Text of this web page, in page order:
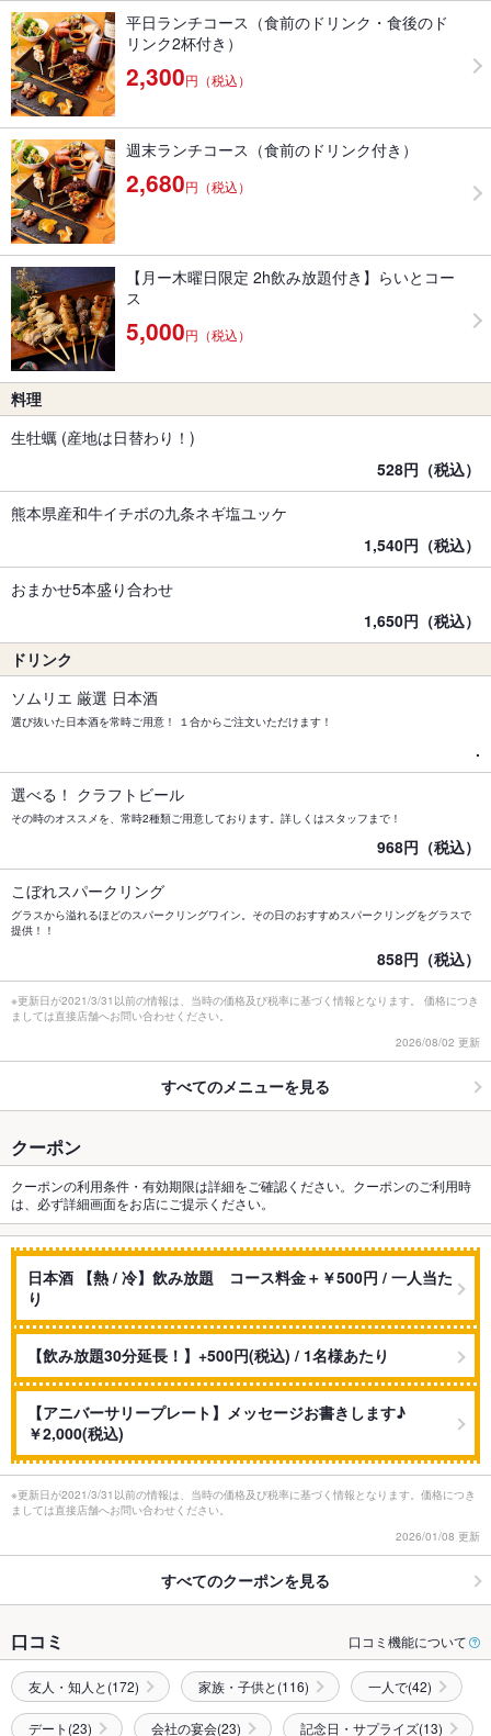
平日ランチコース（食前のドリンク・食後のド
リンク2杯付き）
2,300円（税込）
週末ランチコース（食前のドリンク付き）
2,680円（税込）
【月ー木曜日限定 2h飲み放題付き】らいとコー
ス
5,000円（税込）
料理
生牡蠣 (産地は日替わり！)
528円（税込）
熊本県産和牛イチボの九条ネギ塩ユッケ
1,540円（税込）
おまかせ5本盛り合わせ
1,650円（税込）
ドリンク
ソムリエ 厳選 日本酒
選び抜いた日本酒を常時ご用意！ １合からご注文いただけます！
.
選べる！ クラフトビール
その時のオススメを、常時2種類ご用意しております。詳しくはスタッフまで！
968円（税込）
こぼれスパークリング
グラスから溢れるほどのスパークリングワイン。その日のおすすめスパークリングをグラスで
提供！！
858円（税込）
※更新日が2021/3/31以前の情報は、当時の価格及び税率に基づく情報となります。 価格につき
ましては直接店舗へお問い合わせください。
2026/08/02 更新
すべてのメニューを見る
クーポン
クーポンの利用条件・有効期限は詳細をご確認ください。クーポンのご利用時
は、必ず詳細画面をお店にご提示ください。
日本酒 【熱 / 冷】飲み放題 コース料金＋￥500円 / 一人当た
り
【飲み放題30分延長！】+500円(税込) / 1名様あたり
【アニバーサリープレート】メッセージお書きします♪
￥2,000(税込)
※更新日が2021/3/31以前の情報は、当時の価格及び税率に基づく情報となります。価格につき
ましては直接店舗へお問い合わせください。
2026/01/08 更新
すべてのクーポンを見る
口コミ 口コミ機能について
友人・知人と(172) 家族・子供と(116) 一人で(42)
デート(23) 会社の宴会(23) 記念日・サプライズ(13)